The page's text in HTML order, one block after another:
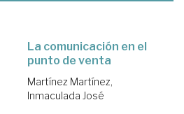
La comunicación en el
punto de venta
Martínez Martínez,
Inmaculada José